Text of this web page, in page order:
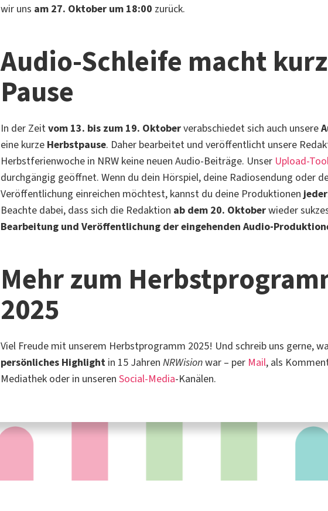
wir uns am 27. Oktober um 18:00 zurück.
Audio-Schleife macht
Pause
In der Zeitvom 13. bis zum 19. Oktoberverabschiedet sich auch unsere
eine kurze Herbstpause. Daher bearbeitet und veröffentlicht unsere
Herbstferienwoche in NRW keine neuen Audio-Beiträge. Unser Upload-
durchgängig geöffnet. Wenn du dein Hörspiel, deine Radiosendung oder
Veröffentlichung einreichen möchtest, kannst du deine Produktionen
Beachte dabei, dass sich die Redaktion ab dem 20. Oktoberwieder
Bearbeitung und Veröffentlichung der eingehenden Audio-
Mehr zum
2025
Viel Freude mit unserem Herbstprogramm 2025! Und schreib uns gerne,
persönliches Highlight in 15 JahrenNRWisionwar – per Mail, als
Mediathek oder in unserenSocial-Media-Kanälen.